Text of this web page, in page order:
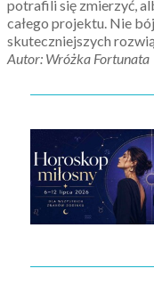
potrafili się zmierzyć,
całego projektu. Nie
skuteczniejszych
Autor: Wróżka Fortunata